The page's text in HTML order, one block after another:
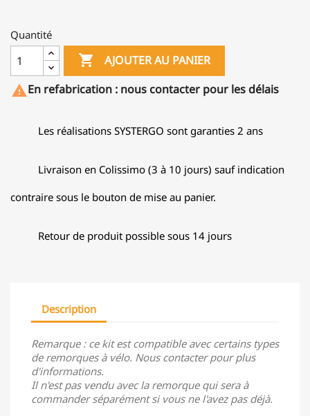
Quantité
 AJOUTER AU PANIER
En refabrication : nous contacter pour les délais
Les réalisations SYSTERGO sont garanties 2 ans
Livraison en Colissimo (3 à 10 jours) sauf indication
contraire sous le bouton de mise au panier.
Retour de produit possible sous 14 jours
Description
Remarque : ce kit est compatible avec certains types
de remorques à vélo. Nous contacter pour plus
d'informations.
Il n'est pas vendu avec la remorque qui sera à
commander séparément si vous ne l'avez pas déjà.